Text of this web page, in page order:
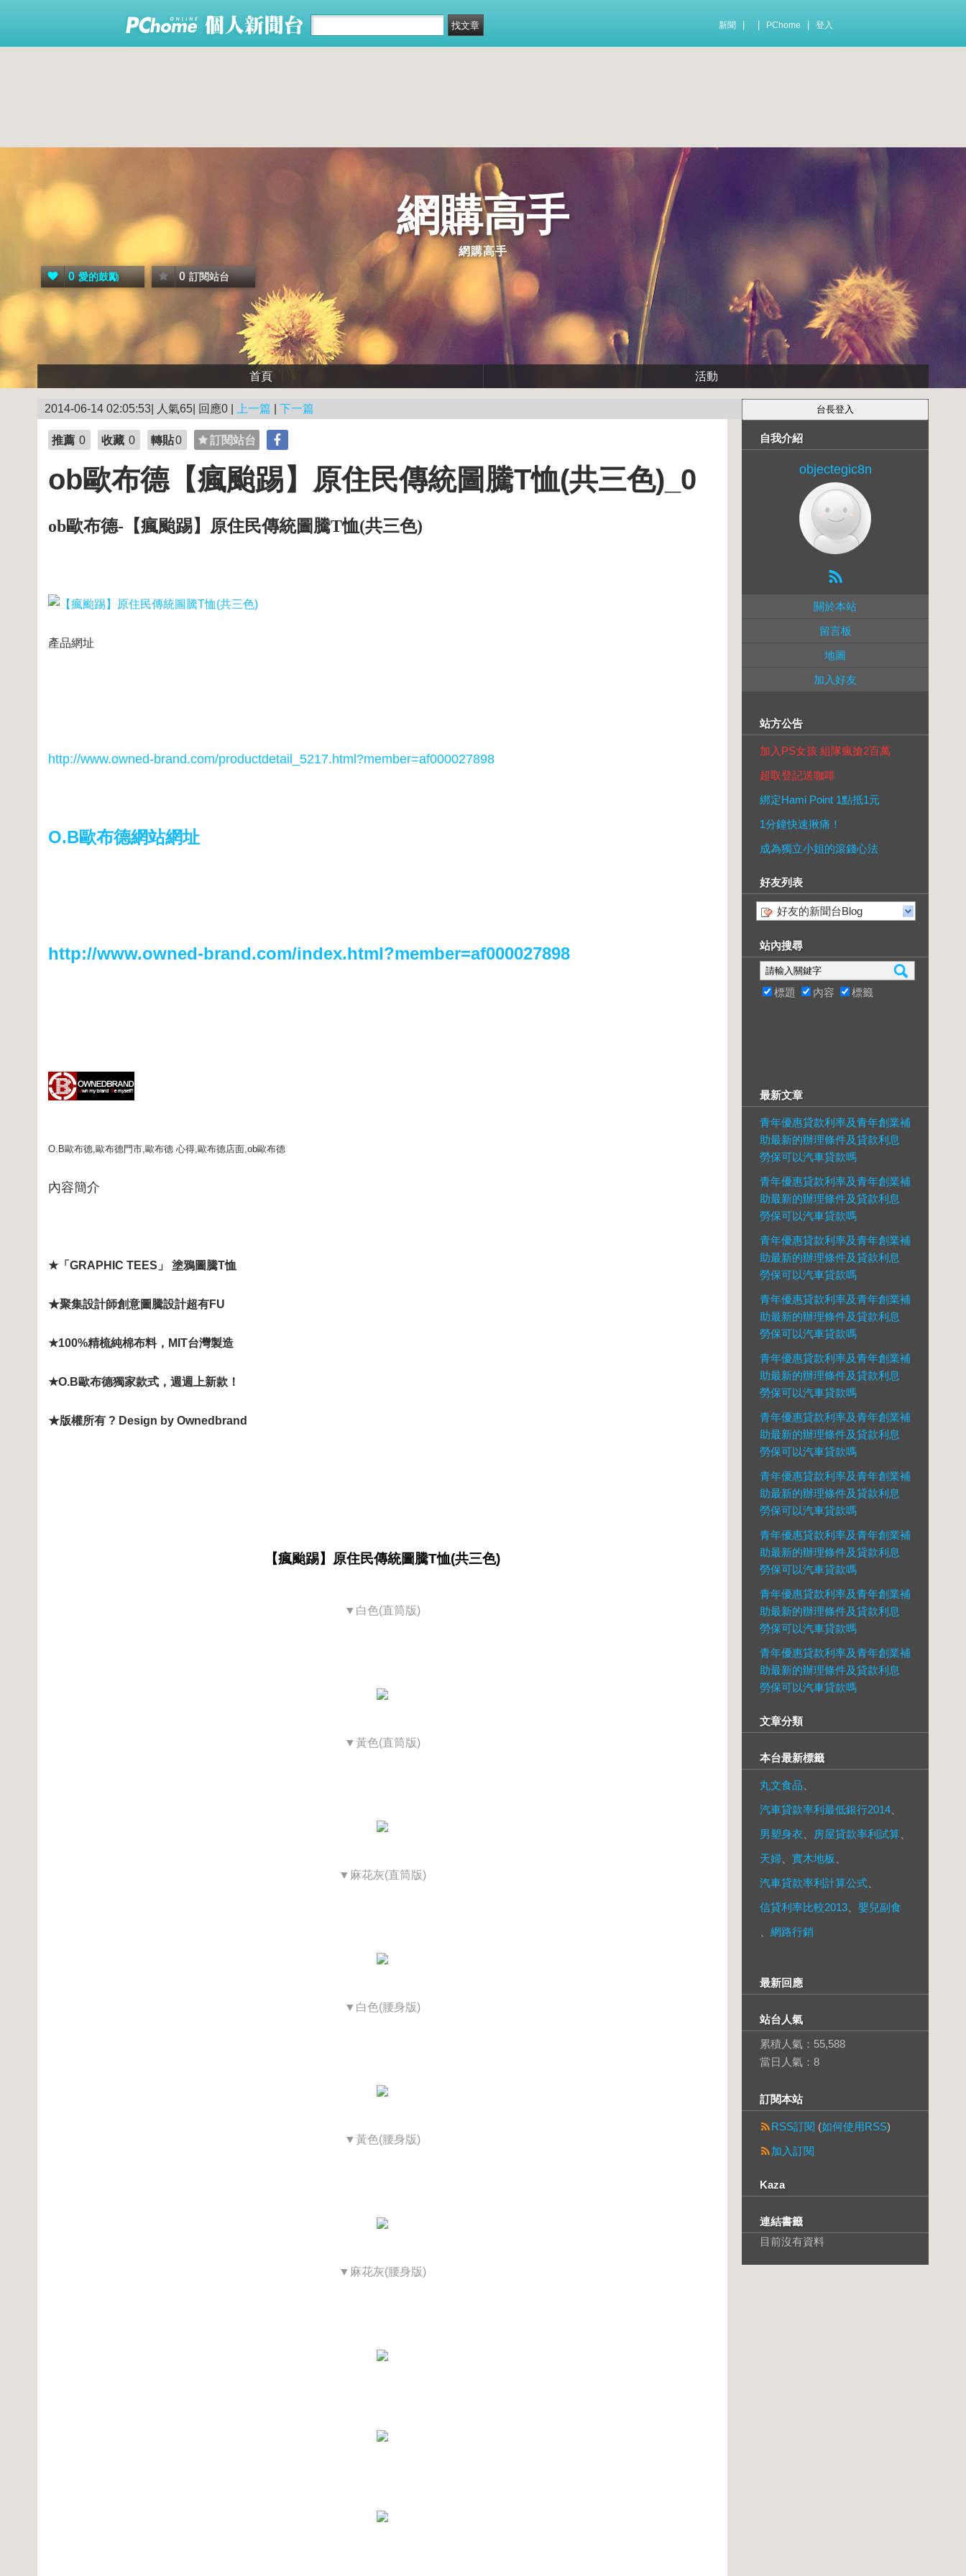
新聞 PChome 登入
網購高手
網購高手
0 愛的鼓勵 0 訂閱站台
首頁 活動
2014-06-14 02:05:53| 人氣65| 回應0 | 上一篇 下一篇
推薦 0 收藏 0 轉貼0 訂閱站台
ob歐布德【瘋颱踢】原住民傳統圖騰T恤(共三色)_0
ob歐布德-【瘋颱踢】原住民傳統圖騰T恤(共三色)
產品網址
http://www.owned-brand.com/productdetail_5217.html ?member=af000027898
O.B歐布德網站網址
http://www.owned-brand.com/index.html?member=af000027898
O.B歐布德,歐布德門市,歐布德 心得,歐布德店面,ob歐布德
內容簡介
★「GRAPHIC TEES」 塗鴉圖騰T恤
★聚集設計師創意圖騰設計超有FU
★100%精梳純棉布料，MIT台灣製造
★O.B歐布德獨家款式，週週上新款！
★版權所有 ? Design by Ownedbrand
【瘋颱踢】原住民傳統圖騰T恤(共三色)
▼白色(直筒版)
▼黃色(直筒版)
▼麻花灰(直筒版)
▼白色(腰身版)
▼黃色(腰身版)
▼麻花灰(腰身版)
自我介紹
objectegic8n
關於本站
留言板
地圖
加入好友
站方公告
加入PS女孩 組隊瘋搶2百萬
超取登記送咖啡
綁定Hami Point 1點抵1元
1分鐘快速揪痛！
成為獨立小姐的滾錢心法
好友列表
好友的新聞台Blog
站內搜尋
標題 內容 標籤
最新文章
青年優惠貸款利率及青年創業補
助最新的辦理條件及貸款利息
勞保可以汽車貸款嗎
青年優惠貸款利率及青年創業補
助最新的辦理條件及貸款利息
勞保可以汽車貸款嗎
青年優惠貸款利率及青年創業補
助最新的辦理條件及貸款利息
勞保可以汽車貸款嗎
青年優惠貸款利率及青年創業補
助最新的辦理條件及貸款利息
勞保可以汽車貸款嗎
青年優惠貸款利率及青年創業補
助最新的辦理條件及貸款利息
勞保可以汽車貸款嗎
青年優惠貸款利率及青年創業補
助最新的辦理條件及貸款利息
勞保可以汽車貸款嗎
青年優惠貸款利率及青年創業補
助最新的辦理條件及貸款利息
勞保可以汽車貸款嗎
青年優惠貸款利率及青年創業補
助最新的辦理條件及貸款利息
勞保可以汽車貸款嗎
青年優惠貸款利率及青年創業補
助最新的辦理條件及貸款利息
勞保可以汽車貸款嗎
青年優惠貸款利率及青年創業補
助最新的辦理條件及貸款利息
勞保可以汽車貸款嗎
文章分類
本台最新標籤
丸文食品
汽車貸款率利最低銀行2014
男塑身衣
房屋貸款率利試算
天婦
實木地板
汽車貸款率利計算公式
信貸利率比較2013
嬰兒副食
網路行銷
最新回應
站台人氣
累積人氣： 55,588
當日人氣： 8
訂閱本站
RSS訂閱 (如何使用RSS)
加入訂閱
Kaza
連結書籤
目前沒有資料